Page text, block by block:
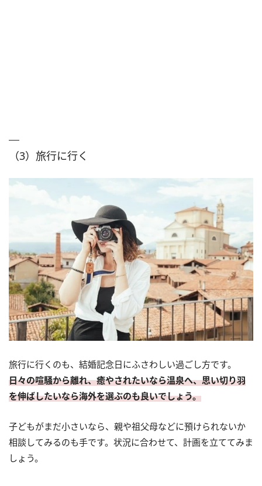
（3）旅行に行く
旅行に行くのも、結婚記念日にふさわしい過ごし方です。
日々の喧騒から離れ、癒やされたいなら温泉へ、思い切り羽
を伸ばしたいなら海外を選ぶのも良いでしょう。
子どもがまだ小さいなら、親や祖父母などに預けられないか
相談してみるのも手です。状況に合わせて、計画を立ててみま
しょう。